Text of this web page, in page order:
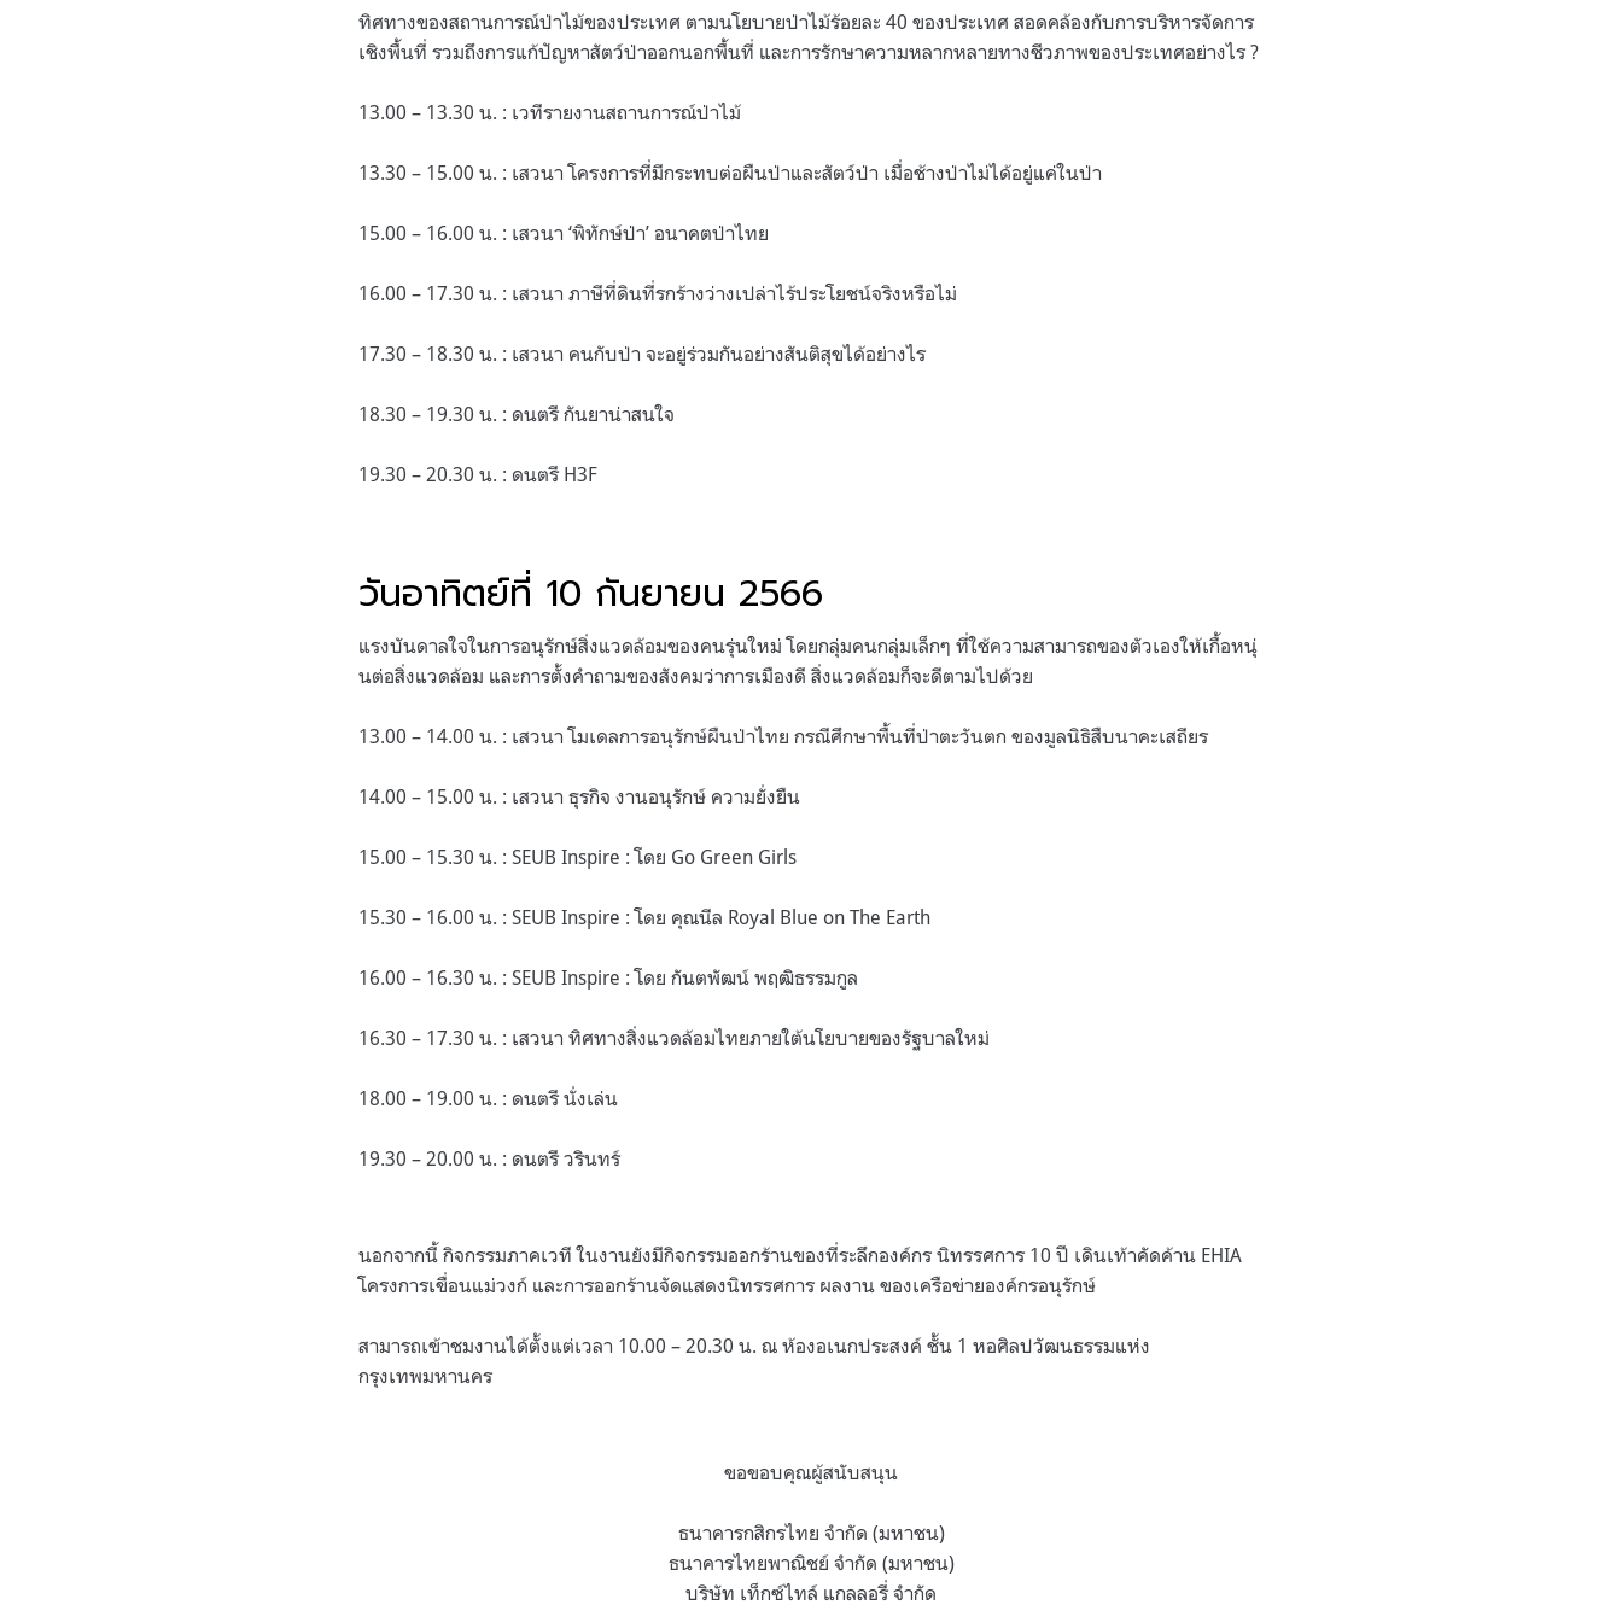
ทิศทางของสถานการณ์ป่าไม้ของประเทศ ตามนโยบายป่าไม้ร้อยละ 40 ของประเทศ สอดคล้องกับการบริหารจัดการ
เชิงพื้นที่ รวมถึงการแก้ปัญหาสัตว์ป่าออกนอกพื้นที่ และการรักษาความหลากหลายทางชีวภาพของประเทศอย่างไร ?
13.00 – 13.30 น. : เวทีรายงานสถานการณ์ป่าไม้
13.30 – 15.00 น. : เสวนา โครงการที่มีกระทบต่อผืนป่าและสัตว์ป่า เมื่อช้างป่าไม่ได้อยู่แค่ในป่า
15.00 – 16.00 น. : เสวนา ‘พิทักษ์ป่า’ อนาคตป่าไทย
16.00 – 17.30 น. : เสวนา ภาษีที่ดินที่รกร้างว่างเปล่าไร้ประโยชน์จริงหรือไม่
17.30 – 18.30 น. : เสวนา คนกับป่า จะอยู่ร่วมกันอย่างสันติสุขได้อย่างไร
18.30 – 19.30 น. : ดนตรี กันยาน่าสนใจ
19.30 – 20.30 น. : ดนตรี H3F
วันอาทิตย์ที่ 10 กันยายน 2566
แรงบันดาลใจในการอนุรักษ์สิ่งแวดล้อมของคนรุ่นใหม่ โดยกลุ่มคนกลุ่มเล็กๆ ที่ใช้ความสามารถของตัวเองให้เกื้อหนุ่
นต่อสิ่งแวดล้อม และการตั้งคำถามของสังคมว่าการเมืองดี สิ่งแวดล้อมก็จะดีตามไปด้วย
13.00 – 14.00 น. : เสวนา โมเดลการอนุรักษ์ผืนป่าไทย กรณีศึกษาพื้นที่ป่าตะวันตก ของมูลนิธิสืบนาคะเสถียร
14.00 – 15.00 น. : เสวนา ธุรกิจ งานอนุรักษ์ ความยั่งยืน
15.00 – 15.30 น. : SEUB Inspire : โดย Go Green Girls
15.30 – 16.00 น. : SEUB Inspire : โดย คุณนีล Royal Blue on The Earth
16.00 – 16.30 น. : SEUB Inspire : โดย กันตพัฒน์ พฤฒิธรรมกูล
16.30 – 17.30 น. : เสวนา ทิศทางสิ่งแวดล้อมไทยภายใต้นโยบายของรัฐบาลใหม่
18.00 – 19.00 น. : ดนตรี นั่งเล่น
19.30 – 20.00 น. : ดนตรี วรินทร์
นอกจากนี้ กิจกรรมภาคเวที ในงานยังมีกิจกรรมออกร้านของที่ระลึกองค์กร นิทรรศการ 10 ปี เดินเท้าคัดค้าน EHIA
โครงการเขื่อนแม่วงก์ และการออกร้านจัดแสดงนิทรรศการ ผลงาน ของเครือข่ายองค์กรอนุรักษ์
สามารถเข้าชมงานได้ตั้งแต่เวลา 10.00 – 20.30 น. ณ ห้องอเนกประสงค์ ชั้น 1 หอศิลปวัฒนธรรมแห่ง
กรุงเทพมหานคร
ขอขอบคุณผู้สนับสนุน
ธนาคารกสิกรไทย จำกัด (มหาชน)
ธนาคารไทยพาณิชย์ จำกัด (มหาชน)
บริษัท เท็กซ์ไทล์ แกลลอรี่ จำกัด